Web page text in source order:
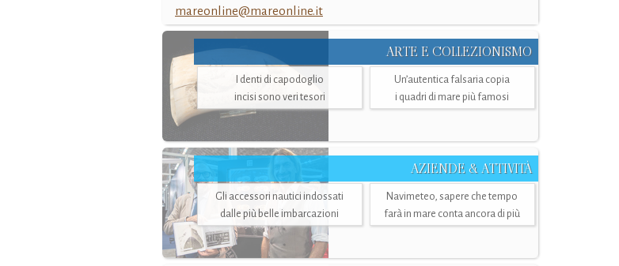
mareonline@mareonline.it
ARTE E COLLEZIONISMO
I denti di capodoglio
incisi sono veri tesori
Un’autentica falsaria copia
i quadri di mare più famosi
AZIENDE & ATTIVITÀ
Gli accessori nautici indossati
dalle più belle imbarcazioni
Navimeteo, sapere che tempo
farà in mare conta ancora di più